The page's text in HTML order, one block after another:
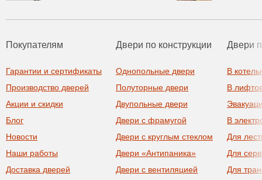
Покупателям
Гарантии и сертификаты
Производство дверей
Акции и скидки
Блог
Новости
Наши работы
Доставка дверей
Двери по конструкции
Однопольные двери
Полуторные двери
Двупольные двери
Двери с фрамугой
Двери с круглым стеклом
Двери «Антипаника»
Двери с вентиляцией
Двери
В
В
В
Для
Для
Для